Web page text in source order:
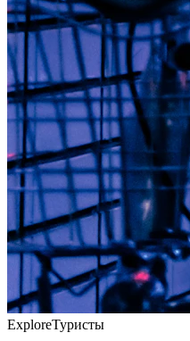
ExploreТуристы